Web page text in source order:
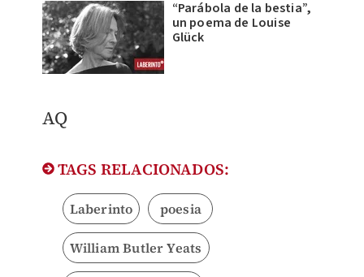
“Parábola de la bestia”,
un poema de Louise
Glück
AQ
TAGS RELACIONADOS:
Laberinto poesia
William Butler Yeats